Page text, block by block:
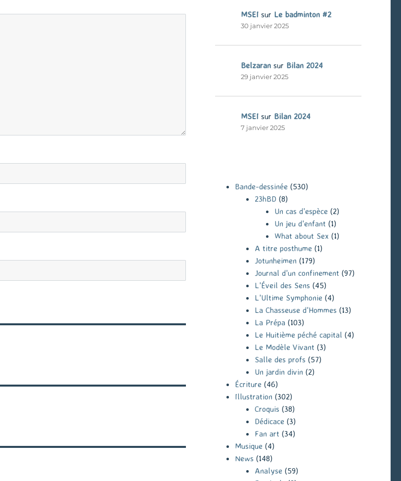
MSEIsur Le badminton #2
30 janvier 2025
Belzaransur Bilan 2024
29 janvier 2025
MSEIsur Bilan 2024
7 janvier 2025
Bande-dessinée (530)
23hBD (8)
Un cas d'espèce (2)
Un jeu d'enfant (1)
What about Sex (1)
A titre posthume (1)
Jotunheimen (179)
Journal d'un confinement (97)
L'Éveil des Sens (45)
L'Ultime Symphonie (4)
La Chasseuse d'Hommes (13)
La Prépa(103)
Le Huitième péché capital (4)
Le Modèle Vivant (3)
Salle des profs (57)
Un jardin divin (2)
Écriture (46)
Illustration (302)
Croquis (38)
Dédicace (3)
Fan art (34)
Musique (4)
News (148)
Analyse (59)